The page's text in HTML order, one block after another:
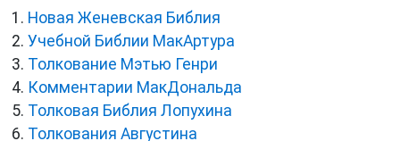
Новая Женевская Библия
Учебной Библии МакАртура
Толкование Мэтью Генри
Комментарии МакДональда
Толковая Библия Лопухина
Толкования Августина